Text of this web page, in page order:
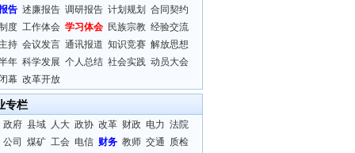
告 述廉报告 调研报告 计划规划
合同契约
度 工作体会 学习体会 民族宗教 经验交流
持 会议发言 通讯报道 知识竞赛 解放思想
年 科学发展 个人总结 社会实践 动员大会
幕 改革开放
专栏
政府 县域 人大 政协 改革 财政 电力 法院
公司
煤矿 工会 电信 财务 教师 交通 质检